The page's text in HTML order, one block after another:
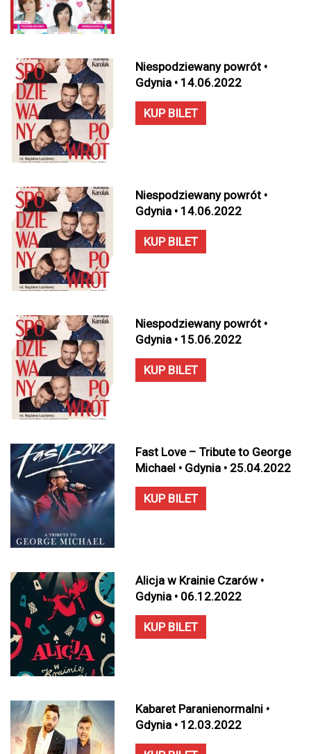
Niespodziewany powrót •
Gdynia • 14.06.2022
KUP BILET
Niespodziewany powrót •
Gdynia • 14.06.2022
KUP BILET
Niespodziewany powrót •
Gdynia • 15.06.2022
KUP BILET
Fast Love – Tribute to George
Michael • Gdynia • 25.04.2022
KUP BILET
Alicja w Krainie Czarów •
Gdynia • 06.12.2022
KUP BILET
Kabaret Paranienormalni •
Gdynia • 12.03.2022